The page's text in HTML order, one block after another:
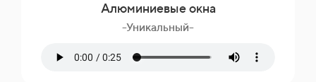
Алюминиевые окна
-Уникальный-